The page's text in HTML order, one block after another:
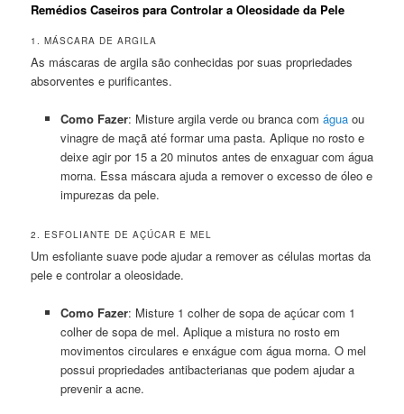
Remédios Caseiros para Controlar a Oleosidade da Pele
1. MÁSCARA DE ARGILA
As máscaras de argila são conhecidas por suas propriedades
absorventes e purificantes.
Como Fazer: Misture argila verde ou branca com águaou
vinagre de maçã até formar uma pasta. Aplique no rosto e
deixe agir por 15 a 20 minutos antes de enxaguar com água
morna. Essa máscara ajuda a remover o excesso de óleo e
impurezas da pele.
2. ESFOLIANTE DE AÇÚCAR E MEL
Um esfoliante suave pode ajudar a remover as células mortas da
pele e controlar a oleosidade.
Como Fazer: Misture 1 colher de sopa de açúcar com 1
colher de sopa de mel. Aplique a mistura no rosto em
movimentos circulares e enxágue com água morna. O mel
possui propriedades antibacterianas que podem ajudar a
prevenir a acne.